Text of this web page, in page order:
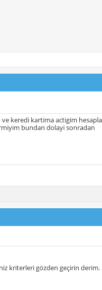
keredi kartima actigim
bundan dolayi sonradan
kriterleri gözden geçirin derim.